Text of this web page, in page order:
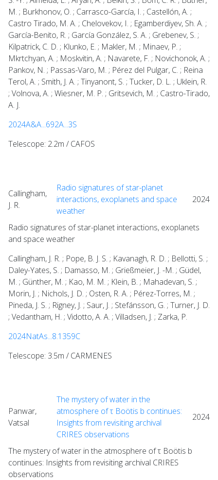
M. ; Burkhonov, O. ; Carrasco-García, I. ; Castellón, A. ;
Castro Tirado, M. A. ; Chelovekov, I. ; Egamberdiyev, Sh. A. ;
García-Benito, R. ; García González, S. A. ; Grebenev, S. ;
Kilpatrick, C. D. ; Klunko, E. ; Makler, M. ; Minaev, P. ;
Mkrtchyan, A. ; Moskvitin, A. ; Navarete, F. ; Novichonok, A. ;
Pankov, N. ; Passas-Varo, M. ; Pérez del Pulgar, C. ; Reina
Terol, A. ; Smith, J. A. ; Tinyanont, S. ; Tucker, D. L. ; Uklein, R.
; Volnova, A. ; Wiesner, M. P. ; Gritsevich, M. ; Castro-Tirado,
A. J.
2024A&A...692A...3S
Telescope: 2.2m / CAFOS
Callingham,
J. R.
Radio signatures of star-planet
interactions, exoplanets and space
weather
2024
Radio signatures of star-planet interactions, exoplanets
and space weather
Callingham, J. R. ; Pope, B. J. S. ; Kavanagh, R. D. ; Bellotti, S. ;
Daley-Yates, S. ; Damasso, M. ; Grießmeier, J. -M. ; Güdel,
M. ; Günther, M. ; Kao, M. M. ; Klein, B. ; Mahadevan, S. ;
Morin, J. ; Nichols, J. D. ; Osten, R. A. ; Pérez-Torres, M. ;
Pineda, J. S. ; Rigney, J. ; Saur, J. ; Stefánsson, G. ; Turner, J. D.
; Vedantham, H. ; Vidotto, A. A. ; Villadsen, J. ; Zarka, P.
2024NatAs...8.1359C
Telescope: 3.5m / CARMENES
Panwar,
Vatsal
The mystery of water in the
atmosphere of τ Boötis b continues:
Insights from revisiting archival
CRIRES observations
2024
The mystery of water in the atmosphere of τ Boötis b
continues: Insights from revisiting archival CRIRES
observations